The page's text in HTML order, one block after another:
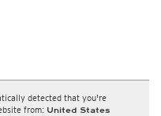
detected that you're
from: United States